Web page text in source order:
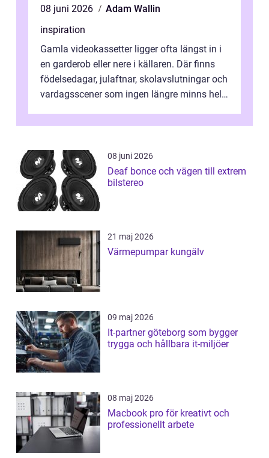
08 juni 2026
Adam Wallin
inspiration
Gamla videokassetter ligger ofta längst in i
en garderob eller nere i källaren. Där finns
födelsedagar, julaftnar, skolavslutningar och
vardagsscener som ingen längre minns helt.
08 juni 2026
Deaf bonce och vägen till extrem
bilstereo
21 maj 2026
Värmepumpar kungälv
09 maj 2026
It-partner göteborg som bygger
trygga och hållbara it-miljöer
08 maj 2026
Macbook pro för kreativt och
professionellt arbete